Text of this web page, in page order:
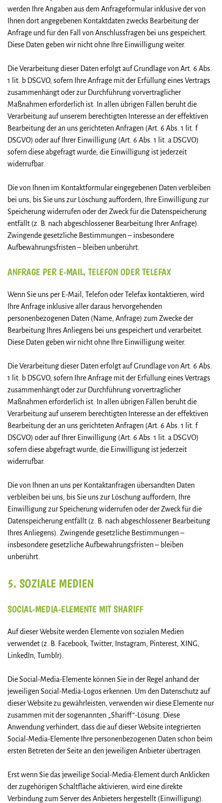
werden Ihre Angaben aus dem Anfrageformular inklusive der von
Ihnen dort angegebenen Kontaktdaten zwecks Bearbeitung der
Anfrage und für den Fall von Anschlussfragen bei uns gespeichert.
Diese Daten geben wir nicht ohne Ihre Einwilligung weiter.
Die Verarbeitung dieser Daten erfolgt auf Grundlage von Art. 6 Abs.
1 lit. b DSGVO, sofern Ihre Anfrage mit der Erfüllung eines Vertrags
zusammenhängt oder zur Durchführung vorvertraglicher
Maßnahmen erforderlich ist. In allen übrigen Fällen beruht die
Verarbeitung auf unserem berechtigten Interesse an der effektiven
Bearbeitung der an uns gerichteten Anfragen (Art. 6 Abs. 1 lit. f
DSGVO) oder auf Ihrer Einwilligung (Art. 6 Abs. 1 lit. a DSGVO)
sofern diese abgefragt wurde; die Einwilligung ist jederzeit
widerrufbar.
Die von Ihnen im Kontaktformular eingegebenen Daten verbleiben
bei uns, bis Sie uns zur Löschung auffordern, Ihre Einwilligung zur
Speicherung widerrufen oder der Zweck für die Datenspeicherung
entfällt (z. B. nach abgeschlossener Bearbeitung Ihrer Anfrage).
Zwingende gesetzliche Bestimmungen – insbesondere
Aufbewahrungsfristen – bleiben unberührt.
ANFRAGE PER E-MAIL, TELEFON ODER TELEFAX
Wenn Sie uns per E-Mail, Telefon oder Telefax kontaktieren, wird
Ihre Anfrage inklusive aller daraus hervorgehenden
personenbezogenen Daten (Name, Anfrage) zum Zwecke der
Bearbeitung Ihres Anliegens bei uns gespeichert und verarbeitet.
Diese Daten geben wir nicht ohne Ihre Einwilligung weiter.
Die Verarbeitung dieser Daten erfolgt auf Grundlage von Art. 6 Abs.
1 lit. b DSGVO, sofern Ihre Anfrage mit der Erfüllung eines Vertrags
zusammenhängt oder zur Durchführung vorvertraglicher
Maßnahmen erforderlich ist. In allen übrigen Fällen beruht die
Verarbeitung auf unserem berechtigten Interesse an der effektiven
Bearbeitung der an uns gerichteten Anfragen (Art. 6 Abs. 1 lit. f
DSGVO) oder auf Ihrer Einwilligung (Art. 6 Abs. 1 lit. a DSGVO)
sofern diese abgefragt wurde; die Einwilligung ist jederzeit
widerrufbar.
Die von Ihnen an uns per Kontaktanfragen übersandten Daten
verbleiben bei uns, bis Sie uns zur Löschung auffordern, Ihre
Einwilligung zur Speicherung widerrufen oder der Zweck für die
Datenspeicherung entfällt (z. B. nach abgeschlossener Bearbeitung
Ihres Anliegens). Zwingende gesetzliche Bestimmungen –
insbesondere gesetzliche Aufbewahrungsfristen – bleiben
unberührt.
5. SOZIALE MEDIEN
SOCIAL-MEDIA-ELEMENTE MIT SHARIFF
Auf dieser Website werden Elemente von sozialen Medien
verwendet (z. B. Facebook, Twitter, Instagram, Pinterest, XING,
LinkedIn, Tumblr).
Die Social-Media-Elemente können Sie in der Regel anhand der
jeweiligen Social-Media-Logos erkennen. Um den Datenschutz auf
dieser Website zu gewährleisten, verwenden wir diese Elemente nur
zusammen mit der sogenannten „Shariff“-Lösung. Diese
Anwendung verhindert, dass die auf dieser Website integrierten
Social-Media-Elemente Ihre personenbezogenen Daten schon beim
ersten Betreten der Seite an den jeweiligen Anbieter übertragen.
Erst wenn Sie das jeweilige Social-Media-Element durch Anklicken
der zugehörigen Schaltfläche aktivieren, wird eine direkte
Verbindung zum Server des Anbieters hergestellt (Einwilligung).